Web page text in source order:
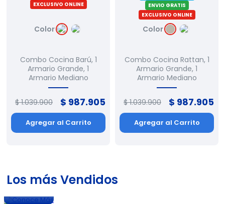
EXCLUSIVO ONLINE
Color
Combo Cocina Barú, 1
Armario Grande, 1
Armario Mediano
$ 1.039.900 $ 987.905
Agregar al Carrito
ENVIO GRATIS
EXCLUSIVO ONLINE
Color
Combo Cocina Rattan, 1
Armario Grande, 1
Armario Mediano
$ 1.039.900 $ 987.905
Agregar al Carrito
Los más Vendidos
Conoce
Más